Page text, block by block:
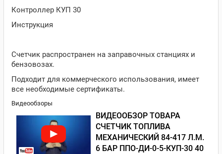
Контроллер КУП 30
Инструкция
Счетчик распространен на заправочных станциях и
бензовозах.
Подходит для коммерческого использования, имеет
все необходимые сертификаты.
Видеообзоры
ВИДЕООБЗОР ТОВАРА
СЧЕТЧИК ТОПЛИВА
МЕХАНИЧЕСКИЙ 84-417 Л.М.
6 БАР ППО-ДИ-0-5-КУП-30 40